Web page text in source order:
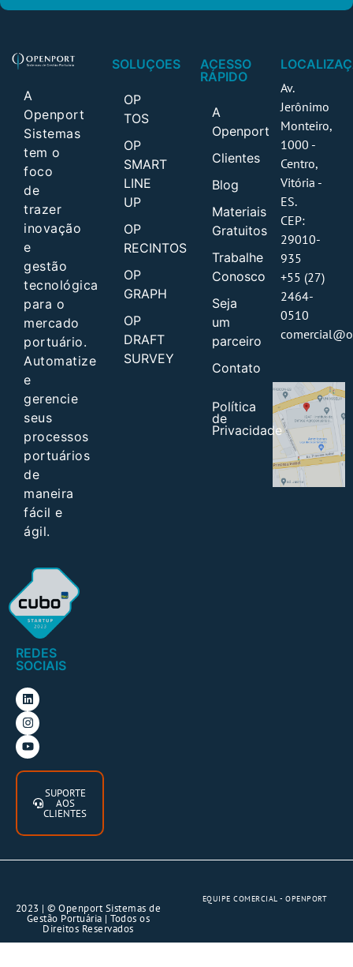
A
Openport
Sistemas
tem o
foco
de
trazer
inovação
e
gestão
tecnológica
para o
mercado
portuário.
Automatize
e
gerencie
seus
processos
portuários
de
maneira
fácil e
ágil.
REDES
SOCIAIS
SUPORTE
AOS
CLIENTES
SOLUÇOES
OP
TOS
OP
SMART
LINE
UP
OP
RECINTOS
OP
GRAPH
OP
DRAFT
SURVEY
ACESSO
RÁPIDO
A
Openport
Clientes
Blog
Materiais
Gratuitos
Trabalhe
Conosco
Seja
um
parceiro
Contato
Política
de
Privacidade
Av.
Jerônimo
Monteiro,
1000 -
Centro,
Vitória -
ES.
CEP:
29010-
935
+55 (27)
2464-
0510
2023 | © Openport Sistemas de
Gestão Portuária | Todos os
Direitos Reservados
EQUIPE COMERCIAL - OPENPORT